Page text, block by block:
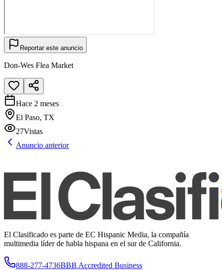
Reportar este anuncio
Don-Wes Flea Market
Hace 2 meses
El Paso, TX
27Vistas
Anuncio anterior
El Clasificado es parte de EC Hispanic Media, la compañía
multimedia líder de habla hispana en el sur de California.
888-277-4736BBB Accredited Business